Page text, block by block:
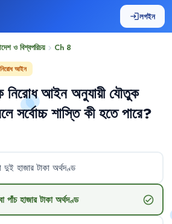
loginলগইন
ও বিশ্বপরিচয় chevron_right Ch 8
আইন
নিরোধ আইন অনুযায়ী যৌতুক
সর্বোচ্চ শাস্তি কী হতে পারে?
দুই হাজার টাকা অর্থদণ্ড
পাঁচ হাজার টাকা অর্থদণ্ড check_circle